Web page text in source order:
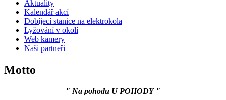
Aktuality
Kalendář akcí
Dobíjecí stanice na elektrokola
Lyžování v okolí
Web kamery
Naši partneři
Motto
" Na pohodu U POHODY "